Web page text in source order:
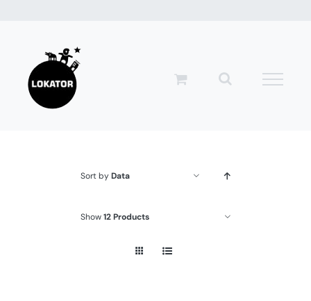
zawartości
Sort byData
Show12 Products